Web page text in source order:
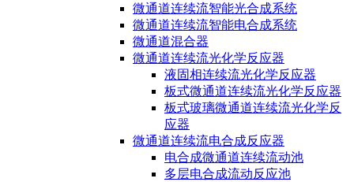
微通道连续流智能光合成系统
微通道连续流智能电合成系统
微通道混合器
微通道连续流光化学反应器
液固相连续流光化学反应器
板式微通道连续流光化学反应器
板式玻璃微通道连续流光化学反
应器
微通道连续流电合成反应器
电合成微通道连续流动池
多层电合成流动反应池